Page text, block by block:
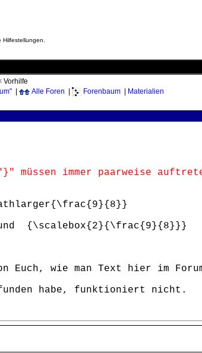
Vorhilfe
Alle Foren Forenbaum Materialien
müssen immer paarweise
{\scalebox{2}{\frac{9}{8}}}
wie man Text hier im
habe, funktioniert nicht.